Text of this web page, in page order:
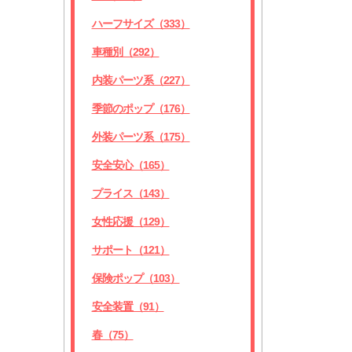
ハーフサイズ（333）
車種別（292）
内装パーツ系（227）
季節のポップ（176）
外装パーツ系（175）
安全安心（165）
プライス（143）
女性応援（129）
サポート（121）
保険ポップ（103）
安全装置（91）
春（75）